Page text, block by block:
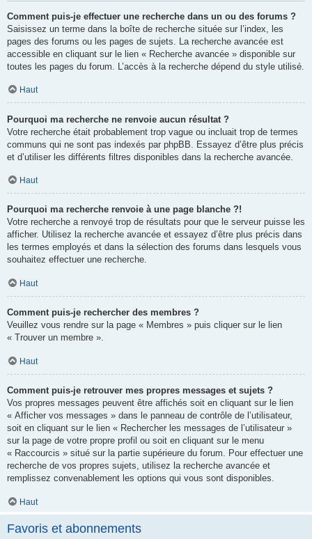
Comment puis-je effectuer une recherche dans un ou des forums ?
Saisissez un terme dans la boîte de recherche située sur l’index, les
pages des forums ou les pages de sujets. La recherche avancée est
accessible en cliquant sur le lien « Recherche avancée » disponible sur
toutes les pages du forum. L’accès à la recherche dépend du style utilisé.
Haut
Pourquoi ma recherche ne renvoie aucun résultat ?
Votre recherche était probablement trop vague ou incluait trop de termes
communs qui ne sont pas indexés par phpBB. Essayez d’être plus précis
et d’utiliser les différents filtres disponibles dans la recherche avancée.
Haut
Pourquoi ma recherche renvoie à une page blanche ?!
Votre recherche a renvoyé trop de résultats pour que le serveur puisse les
afficher. Utilisez la recherche avancée et essayez d’être plus précis dans
les termes employés et dans la sélection des forums dans lesquels vous
souhaitez effectuer une recherche.
Haut
Comment puis-je rechercher des membres ?
Veuillez vous rendre sur la page « Membres » puis cliquer sur le lien
« Trouver un membre ».
Haut
Comment puis-je retrouver mes propres messages et sujets ?
Vos propres messages peuvent être affichés soit en cliquant sur le lien
« Afficher vos messages » dans le panneau de contrôle de l’utilisateur,
soit en cliquant sur le lien « Rechercher les messages de l’utilisateur »
sur la page de votre propre profil ou soit en cliquant sur le menu
« Raccourcis » situé sur la partie supérieure du forum. Pour effectuer une
recherche de vos propres sujets, utilisez la recherche avancée et
remplissez convenablement les options qui vous sont disponibles.
Haut
Favoris et abonnements